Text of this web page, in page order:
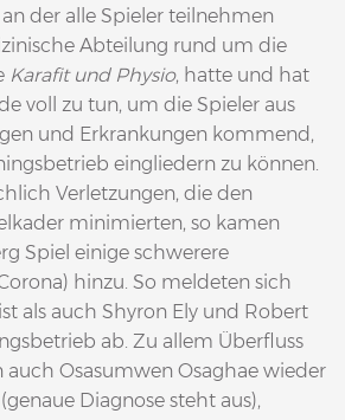
der alle Spieler teilnehmen
Abteilung rund um die
Karafit und Physio, hatte und hat
voll zu tun, um die Spieler aus
und Erkrankungen kommend,
eingliedern zu können.
Verletzungen, die den
minimierten, so kamen
Spiel einige schwerere
hinzu. So meldeten sich
als auch Shyron Ely und Robert
ab. Zu allem Überfluss
auch Osasumwen Osaghae wieder
Diagnose steht aus),